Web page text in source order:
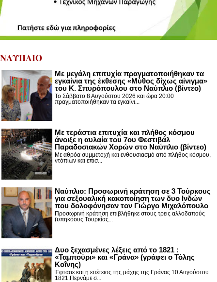
ΝΑΥΠΛΙΟ
Με μεγάλη επιτυχία πραγματοποιήθηκαν τα
εγκαίνια της έκθεσης «Μύθος δίχως αίνιγμα»
του Κ. Σπυρόπουλου στο Ναύπλιο (βίντεο)
Το Σάββατο 8 Αυγούστου 2026 και ώρα 20:00
πραγματοποιήθηκαν τα εγκαίνι...
Με τεράστια επιτυχία και πλήθος κόσμου
άνοιξε η αυλαία του 7ου Φεστιβάλ
Παραδοσιακών Χορών στο Ναύπλιο (βίντεο)
Με αθρόα συμμετοχή και ενθουσιασμό από πλήθος κόσμου,
ντόπιων και επισ...
Ναύπλιο: Προσωρινή κράτηση σε 3 Τούρκους
για σεξουαλική κακοποίηση των δυο Ινδών
που δολοφόνησαν τον Γιώργο Μιχαλόπουλο
Προσωρινή κράτηση επιβλήθηκε στους τρεις αλλοδαπούς
(υπηκόους Τουρκίας...
Δυο ξεχασμένες λέξεις από το 1821 :
«Ταμπούρι» και «Γράνα» (γράφει ο Τόλης
Κοΐνης)
Έφτασε και η επέτειος της μάχης της Γράνας.10 Αυγούστου
1821.Περνάμε σ...